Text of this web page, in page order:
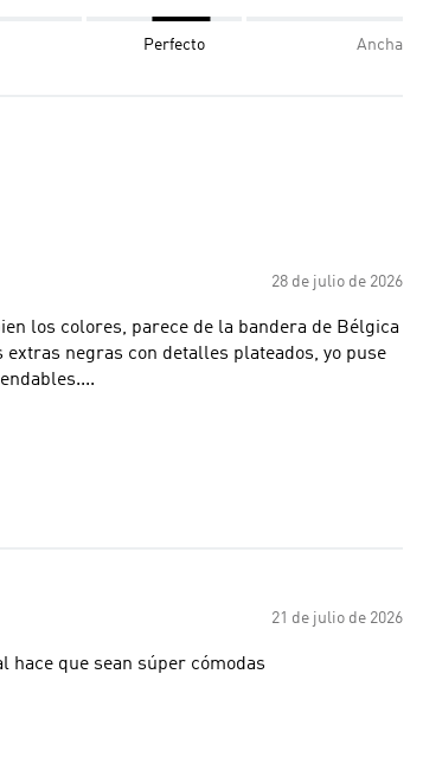
Perfecto Ancha
28 de julio de 2026
los colores, parece de la bandera de Bélgica
negras con detalles plateados, yo puse
21 de julio de 2026
hace que sean súper cómodas